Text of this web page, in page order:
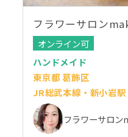
フラワーサロン
オンライン可
ハンドメイド
東京都 葛飾区
JR総武本線・新小岩駅
フラワーサロン